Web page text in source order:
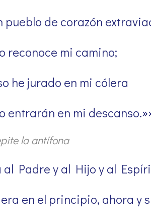
pueblo de corazón
reconoce mi camino;
he jurado en mi cólera
entrarán en mi
la antífona
al Padre y al Hijo y al
en el principio, ahora y